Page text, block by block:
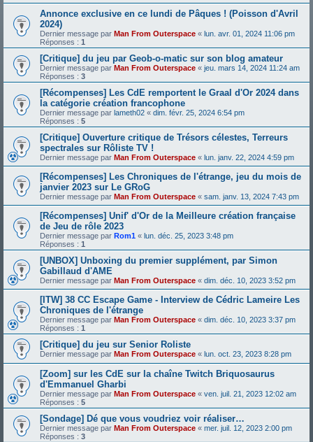
Annonce exclusive en ce lundi de Pâques ! (Poisson d'Avril
2024)
Dernier message par Man From Outerspace « lun. avr. 01, 2024 11:06 pm
Réponses : 1
[Critique] du jeu par Geob-o-matic sur son blog amateur
Dernier message par Man From Outerspace « jeu. mars 14, 2024 11:24 am
Réponses : 3
[Récompenses] Les CdE remportent le Graal d'Or 2024 dans
la catégorie création francophone
Dernier message par lameth02 « dim. févr. 25, 2024 6:54 pm
Réponses : 5
[Critique] Ouverture critique de Trésors célestes, Terreurs
spectrales sur Rôliste TV !
Dernier message par Man From Outerspace « lun. janv. 22, 2024 4:59 pm
[Récompenses] Les Chroniques de l'étrange, jeu du mois de
janvier 2023 sur Le GRoG
Dernier message par Man From Outerspace « sam. janv. 13, 2024 7:43 pm
[Récompenses] Unif' d'Or de la Meilleure création française
de Jeu de rôle 2023
Dernier message par Rom1 « lun. déc. 25, 2023 3:48 pm
Réponses : 1
[UNBOX] Unboxing du premier supplément, par Simon
Gabillaud d'AME
Dernier message par Man From Outerspace « dim. déc. 10, 2023 3:52 pm
[ITW] 38 CC Escape Game - Interview de Cédric Lameire Les
Chroniques de l'étrange
Dernier message par Man From Outerspace « dim. déc. 10, 2023 3:37 pm
Réponses : 1
[Critique] du jeu sur Senior Roliste
Dernier message par Man From Outerspace « lun. oct. 23, 2023 8:28 pm
[Zoom] sur les CdE sur la chaîne Twitch Briquosaurus
d'Emmanuel Gharbi
Dernier message par Man From Outerspace « ven. juil. 21, 2023 12:02 am
Réponses : 5
[Sondage] Dé que vous voudriez voir réaliser…
Dernier message par Man From Outerspace « mer. juil. 12, 2023 2:00 pm
Réponses : 3